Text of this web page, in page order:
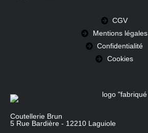
CGV
Mentions légales
Confidentialité
Cookies
Coutellerie Brun
5 Rue Bardière - 12210 Laguiole